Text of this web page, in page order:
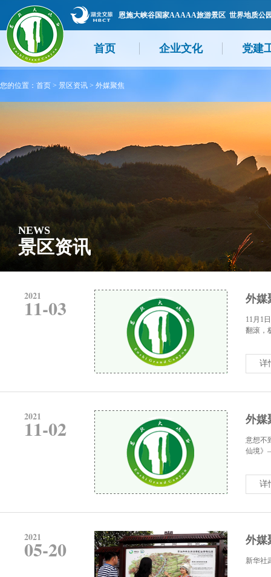
恩施大峡谷国家AAAAA旅游景区 世界地质公
首页 企业文化 党建
您的位置： 首页 > 景区资讯 > 外媒聚焦
NEWS
景区资讯
2021
11-03 外媒
11月1
翻滚，
详
2021
11-02 外媒
意想不
仙境
详
2021
05-20 外媒
新华社